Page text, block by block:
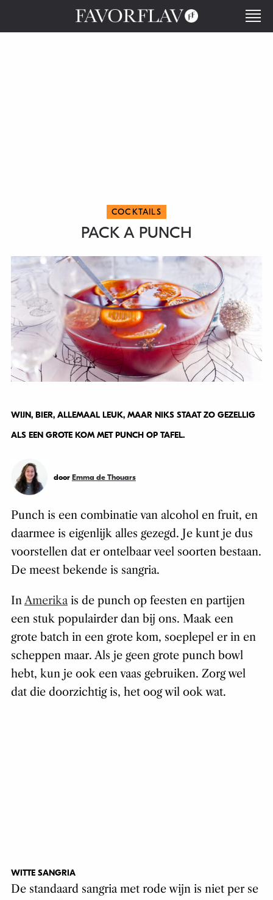
COCKTAILS
PACK A PUNCH
WIJN, BIER, ALLEMAAL LEUK, MAAR NIKS STAAT ZO GEZELLIG
ALS EEN GROTE KOM MET PUNCH OP TAFEL.
door Emma de Thouars
Punch is een combinatie van alcohol en fruit, en
daarmee is eigenlijk alles gezegd. Je kunt je dus
voorstellen dat er ontelbaar veel soorten bestaan.
De meest bekende is sangria.
InAmerikais de punch op feesten en partijen
een stuk populairder dan bij ons. Maak een
grote batch in een grote kom, soeplepel er in en
scheppen maar. Als je geen grote punch bowl
hebt, kun je ook een vaas gebruiken. Zorg wel
dat die doorzichtig is, het oog wil ook wat.
WITTE SANGRIA
De standaard sangria met rode wijn is niet per se